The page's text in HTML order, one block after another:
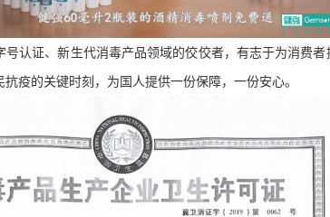
号认证、新生代消毒产品领域的佼佼者，有志于为消费者
疫的关键时刻，为国人提供一份保障，一份安心。